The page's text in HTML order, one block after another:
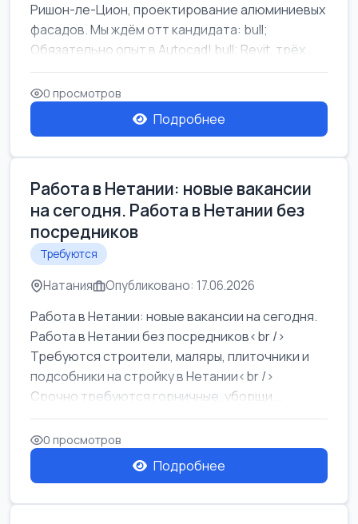
Ришон-ле-Цион, проектирование алюминиевых
фасадов. Мы ждём отт кандидата: bull;
Обязательно опыт в Autocad! bull; Revit, трёх...
0 просмотров
Подробнее
Работа в Нетании: новые вакансии
на сегодня. Работа в Нетании без
посредников
Требуются
Натания Опубликовано: 17.06.2026
Работа в Нетании: новые вакансии на сегодня.
Работа в Нетании без посредников<br />
Требуются строители, маляры, плиточники и
подсобники на стройку в Нетании<br />
Срочно требуются горничные, уборщи...
0 просмотров
Подробнее